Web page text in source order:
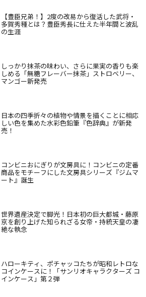
【豊臣兄弟！】2度の改易から復活した武将・
多賀秀種とは？豊臣秀長に仕えた半年間と波乱
の生涯
しっかり抹茶の味わい、さらに果実の香りも楽
しめる「無糖フレーバー抹茶」ストロベリー、
マンゴー新発売
日本の四季折々の植物や情景を描くことに相応
しい色を集めた水彩色鉛筆『色辞典』が新発
売！
コンビニおにぎりが文房具に！コンビニの定番
商品をモチーフにした文房具シリーズ『ジムマ
ート』誕生
世界遺産決定で脚光！日本初の巨大都城・藤原
京を創り上げた知られざる女帝・持統天皇の凄
絶な執念
ハローキティ、ポチャッコたちが昭和レトロな
コインケースに！「サンリオキャラクターズ コ
インケース」第２弾